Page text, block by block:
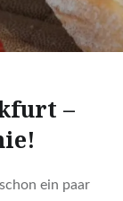
–
ein paar